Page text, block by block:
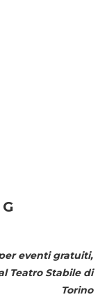
eventi gratuiti,
Teatro Stabile di
Torino